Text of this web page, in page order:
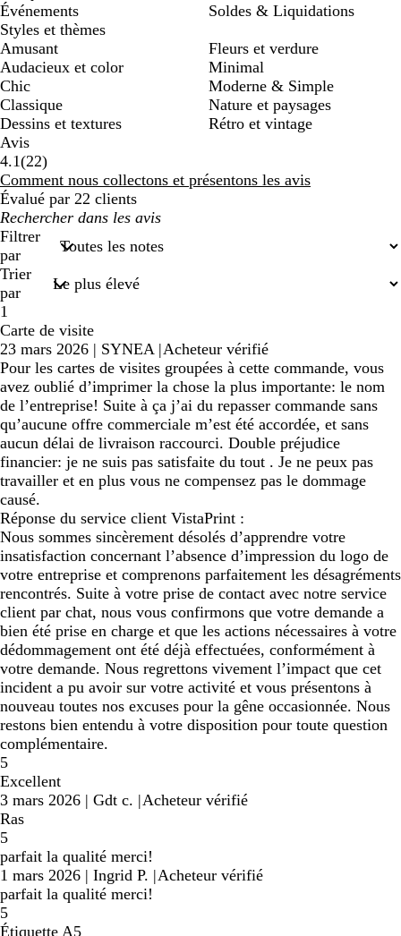
Événements
Soldes & Liquidations
Styles et thèmes
Amusant
Audacieux et color
Chic
Classique
Dessins et textures
Fleurs et verdure
Minimal
Moderne & Simple
Nature et paysages
Rétro et vintage
Avis
4.1(2222
avis
)
Comment nous collectons et présentons les avis
Évalué par 22 clients
Mes
recherches
saisies
Filtrer
par
Trier
par
1
Carte de visite
23 mars 2026 | SYNEA |Acheteur vérifié
Pour les cartes de visites groupées à cette commande, vous
avez oublié d’imprimer la chose la plus importante: le nom
de l’entreprise! Suite à ça j’ai du repasser commande sans
qu’aucune offre commerciale m’est été accordée, et sans
aucun délai de livraison raccourci. Double préjudice
financier: je ne suis pas satisfaite du tout . Je ne peux pas
travailler et en plus vous ne compensez pas le dommage
causé.
Réponse du service client VistaPrint :
Nous sommes sincèrement désolés d’apprendre votre
insatisfaction concernant l’absence d’impression du logo de
votre entreprise et comprenons parfaitement les désagréments
rencontrés. Suite à votre prise de contact avec notre service
client par chat, nous vous confirmons que votre demande a
bien été prise en charge et que les actions nécessaires à votre
dédommagement ont été déjà effectuées, conformément à
votre demande. Nous regrettons vivement l’impact que cet
incident a pu avoir sur votre activité et vous présentons à
nouveau toutes nos excuses pour la gêne occasionnée. Nous
restons bien entendu à votre disposition pour toute question
complémentaire.
5
Excellent
3 mars 2026 | Gdt c. |Acheteur vérifié
Ras
5
parfait la qualité merci!
1 mars 2026 | Ingrid P. |Acheteur vérifié
parfait la qualité merci!
5
Étiquette A5